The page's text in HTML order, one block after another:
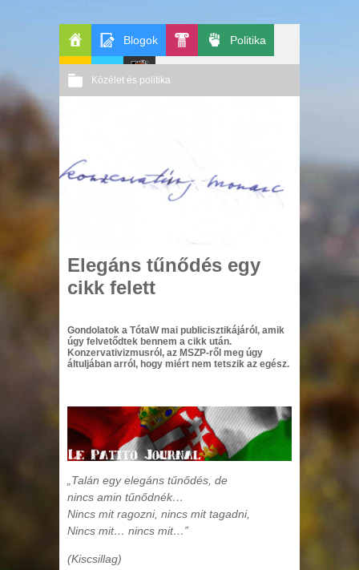
Főoldal
Blogok Politika
Közélet és politika
Elegáns tűnődés egy
cikk felett
Gondolatok a TótaW mai publicisztikájáról, amik
úgy felvetődtek bennem a cikk után.
Konzervativizmusról, az MSZP-ről meg úgy
áltuljában arról, hogy miért nem tetszik az egész.
„Talán egy elegáns tűnődés, de
nincs amin tűnődnék…
Nincs mit ragozni, nincs mit tagadni,
Nincs mit… nincs mit…”
(Kiscsillag)